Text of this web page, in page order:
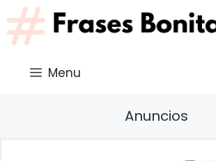
Saltar
al
contenido
Menu
Anuncios